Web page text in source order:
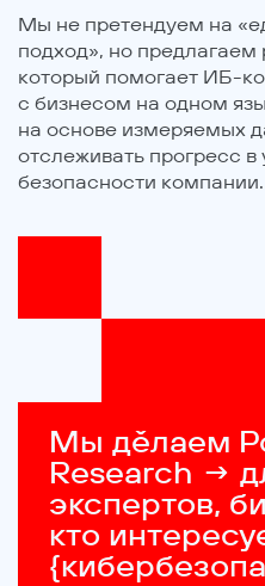
Мы не претендуем на
подход», но предлагаем
который помогает ИБ-
с бизнесом на одном
на основе измеряемых
отслеживать прогресс в
безопасности компании.
Мы дěлаем
Research →
экспертов,
кто